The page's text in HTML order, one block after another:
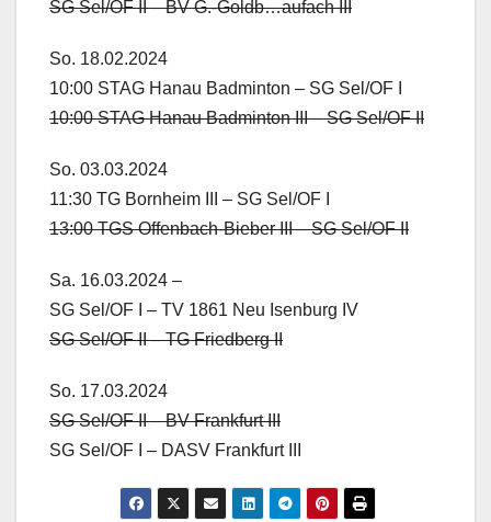
SG Sel/OF II – BV G.-Goldb…aufach III
So. 18.02.2024
10:00 STAG Hanau Badminton – SG Sel/OF I
10:00 STAG Hanau Badminton III – SG Sel/OF II
So. 03.03.2024
11:30 TG Bornheim III – SG Sel/OF I
13:00 TGS Offenbach-Bieber III – SG Sel/OF II
Sa. 16.03.2024 –
SG Sel/OF I – TV 1861 Neu Isenburg IV
SG Sel/OF II – TG Friedberg II
So. 17.03.2024
SG Sel/OF II – BV Frankfurt III
SG Sel/OF I – DASV Frankfurt III